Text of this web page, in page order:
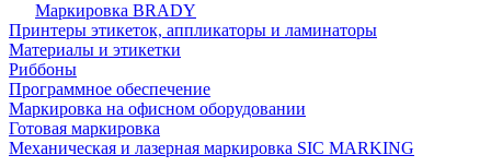
Маркировка BRADY
Принтеры этикеток, аппликаторы и ламинаторы
Материалы и этикетки
Риббоны
Программное обеспечение
Маркировка на офисном оборудовании
Готовая маркировка
Механическая и лазерная маркировка SIC MARKING